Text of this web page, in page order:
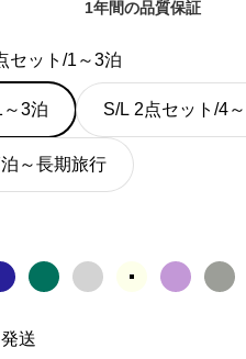
1年間の品質保証
セット/1～3泊
3泊 S/L 2点セット/4
～長期旅行
ールド
ブルーグリーンシルバーアイボリー
パープル
オ
送